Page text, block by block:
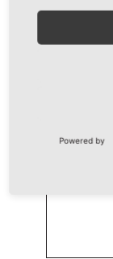
Powered by